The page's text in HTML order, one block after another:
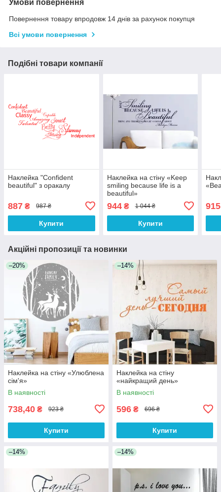
Умови повернення
Повернення товару впродовж 14 днів за рахунок покупця
Всі умови повернення
Подібні товари компанії
Наклейка "Confident
beautiful" з оракалу
887 ₴ 987 ₴
Купити
Наклейка на стіну «Keep
smiling because life is a
beautiful»
944₴ 1 044 ₴
Купити
915
Акційні пропозиції та новинки
–20%
Наклейка на стіну «Улюблена
сім'я»
В наявності
738,40 ₴ 923 ₴
Купити
–14%
Наклейка на стіну
«найкращий день»
В наявності
596 ₴ 696 ₴
Купити
–14% –14%